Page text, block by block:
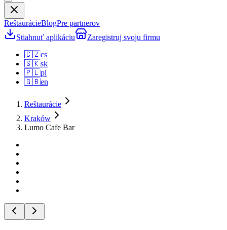
ReštaurácieBlogPre partnerov
Stiahnuť aplikáciu
Zaregistruj svoju firmu
🇨🇿cs
🇸🇰sk
🇵🇱pl
🇬🇧en
Reštaurácie
Kraków
Lumo Cafe Bar